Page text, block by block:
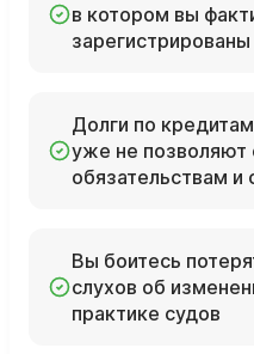
в котором вы
зарегистрированы
Долги по
уже не позволяют
обязательствам
Вы боитесь
слухов об
практике судов